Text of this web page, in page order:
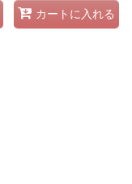
カートに入れる